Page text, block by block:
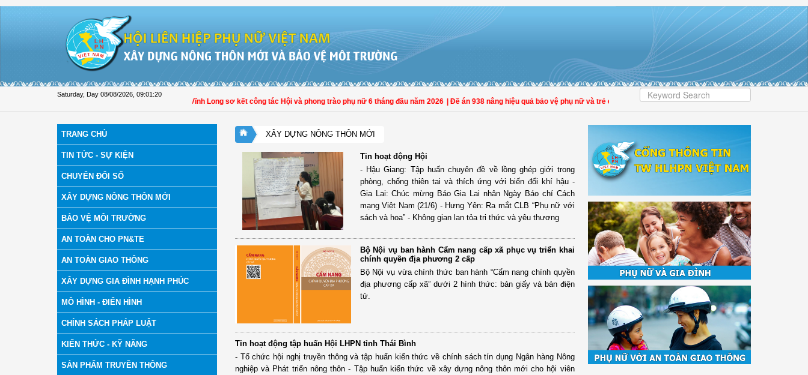
Saturday, Day 08/08/2026 09:01:21
Hội LHPN xã Tam Ngãi, Vĩnh Long sơ kết công tác Hội và phong trào phụ nữ 6 tháng đầu năm 2026 | Đề án 938 nâng hiệu quả bảo vệ phụ nữ và trẻ em trong thời đại số | Đại biểu Trần Lan Phương: Giảm tiền
TRANG CHỦ
TIN TỨC - SỰ KIỆN
CHUYỂN ĐỔI SỐ
XÂY DỰNG NÔNG THÔN MỚI
BẢO VỆ MÔI TRƯỜNG
AN TOÀN CHO PN&TE
AN TOÀN GIAO THÔNG
XÂY DỰNG GIA ĐÌNH HẠNH PHÚC
MÔ HÌNH - ĐIỂN HÌNH
CHÍNH SÁCH PHÁP LUẬT
KIẾN THỨC - KỸ NĂNG
SẢN PHẨM TRUYỀN THÔNG
XÂY DỰNG NÔNG THÔN MỚI
Tin hoạt động Hội
- Hậu Giang: Tập huấn chuyên đề về lồng ghép giới trong
phòng, chống thiên tai và thích ứng với biến đổi khí hậu -
Gia Lai: Chúc mừng Báo Gia Lai nhân Ngày Báo chí Cách
mạng Việt Nam (21/6) - Hưng Yên: Ra mắt CLB “Phụ nữ với
sách và hoa” - Không gian lan tỏa tri thức và yêu thương
Bộ Nội vụ ban hành Cẩm nang cấp xã phục vụ triển khai
chính quyền địa phương 2 cấp
Bộ Nội vụ vừa chính thức ban hành “Cẩm nang chính quyền
địa phương cấp xã” dưới 2 hình thức: bản giấy và bản điện
tử.
Tin hoạt động tập huấn Hội LHPN tỉnh Thái Bình
- Tổ chức hội nghị truyền thông và tập huấn kiến thức về chính sách tín dụng Ngân hàng Nông
nghiệp và Phát triển nông thôn - Tập huấn kiến thức về xây dựng nông thôn mới cho hội viên